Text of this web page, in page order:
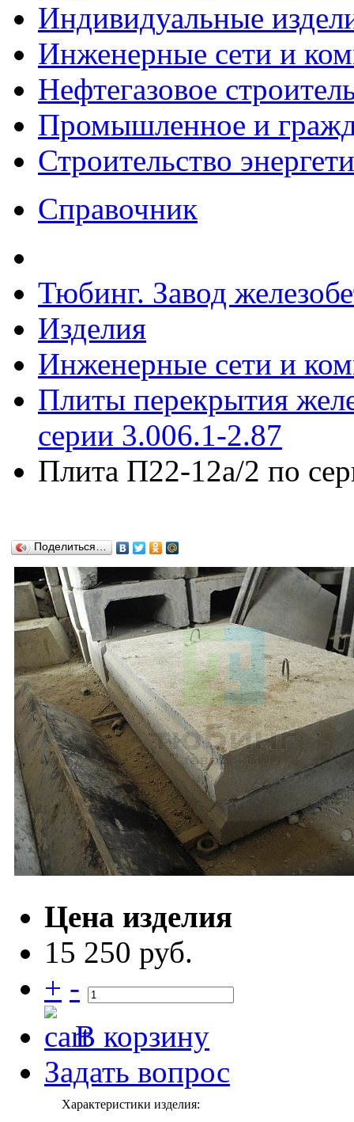
Индивидуальные
Инженерные сети и
Нефтегазовое
Промышленное и
Строительство
Справочник
Тюбинг. Завод
Изделия
Инженерные сети и
Плиты перекрытия
серии 3.006.1-2.87
Плита П22-12а/2 по
Поделиться…
Цена изделия
15 250 руб.
+ -
В корзину
Задать вопрос
Характеристики изделия: